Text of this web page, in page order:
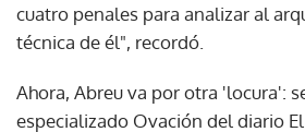
cuatro penales para analizar al
técnica de él", recordó.
Ahora, Abreu va por otra 'locura':
especializado Ovación del diario